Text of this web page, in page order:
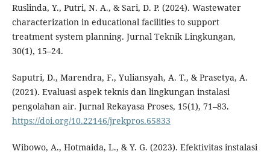
Ruslinda, Y., Putri, N. A., & Sari, D. P. (2024). Wastewater
characterization in educational facilities to support
treatment system planning. Jurnal Teknik Lingkungan,
30(1), 15–24.
Saputri, D., Marendra, F., Yuliansyah, A. T., & Prasetya, A.
(2021). Evaluasi aspek teknis dan lingkungan instalasi
pengolahan air. Jurnal Rekayasa Proses, 15(1), 71–83.
https://doi.org/10.22146/jrekpros.65833
Wibowo, A., Hotmaida, L., & Y. G. (2023). Efektivitas instalasi